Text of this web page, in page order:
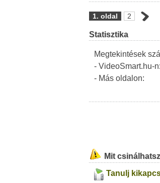
1. oldal 2
Statisztika
Megtekintések
- VideoSmart.hu-n:
- Más oldalon:
Mit
Tanulj